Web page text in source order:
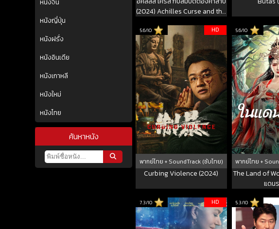
หนังจีน
หนังญี่ปุ่น
หนังฝรั่ง
หนังอินเดีย
หนังเกาหลี
หนังใหม่
หนังไทย
ค้นหาหนัง
(2024) Achilles Curse and the
5.6/10 HD
พากย์ไทย + SoundTrack (ซับไทย)
Curbing Violence (2024)
5.6/10
พากย์ไทย +
The Land of
แดน
7.3/10 HD 5.3/10